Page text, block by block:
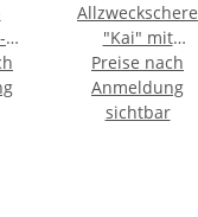
Allzweckschere
"Kai" mit
Schutzkappe,
135mm, pink
Preise nach
Anmeldung
sichtbar